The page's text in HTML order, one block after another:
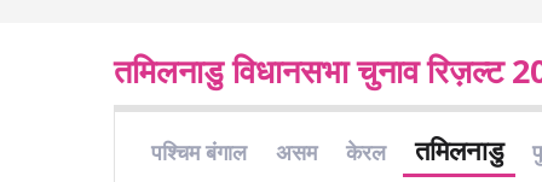
तमिलनाडु विधानसभा चुनाव रिज़ल्ट